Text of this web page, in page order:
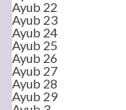
Ayub 22
Ayub 23
Ayub 24
Ayub 25
Ayub 26
Ayub 27
Ayub 28
Ayub 29